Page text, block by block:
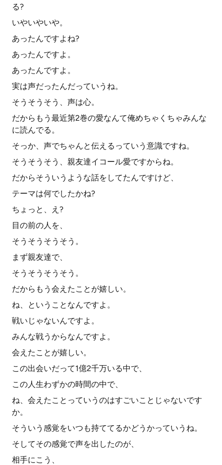
る?
いやいやいや。
あったんですよね?
あったんですよ。
あったんですよ。
実は声だったんだっていうね。
そうそうそう、声は心。
だからもう最近第2巻の愛なんて俺めちゃくちゃみんな
に読んでる。
そっか、声でちゃんと伝えるっていう意識ですね。
そうそうそう、親友達イコール愛ですからね。
だからそういうような話をしてたんですけど、
テーマは何でしたかね?
ちょっと、え?
目の前の人を、
そうそうそうそう。
まず親友達で、
そうそうそうそう。
だからもう会えたことが嬉しい。
ね、ということなんですよ。
戦いじゃないんですよ。
みんな戦うからなんですよ。
会えたことが嬉しい。
この出会いだって1億2千万いる中で、
この人生わずかの時間の中で、
ね、会えたことっていうのはすごいことじゃないです
か。
そういう感覚をいつも持ててるかどうかっていうね。
そしてその感覚で声を出したのが、
相手にこう、